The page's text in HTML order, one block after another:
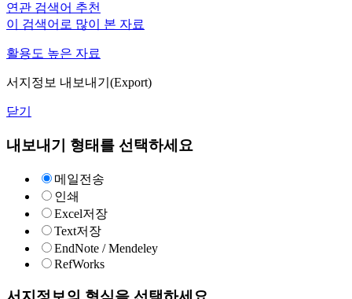
연관 검색어 추천
이 검색어로 많이 본 자료
활용도 높은 자료
서지정보 내보내기(Export)
닫기
내보내기 형태를 선택하세요
메일전송
인쇄
Excel저장
Text저장
EndNote / Mendeley
RefWorks